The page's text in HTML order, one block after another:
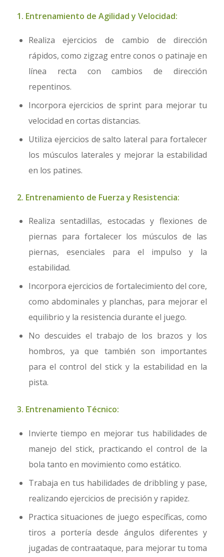
1. Entrenamiento de Agilidad y Velocidad:
Realiza ejercicios de cambio de dirección
rápidos, como zigzag entre conos o patinaje en
línea recta con cambios de dirección
repentinos.
Incorpora ejercicios de sprint para mejorar tu
velocidad en cortas distancias.
Utiliza ejercicios de salto lateral para fortalecer
los músculos laterales y mejorar la estabilidad
en los patines.
2. Entrenamiento de Fuerza y Resistencia:
Realiza sentadillas, estocadas y flexiones de
piernas para fortalecer los músculos de las
piernas, esenciales para el impulso y la
estabilidad.
Incorpora ejercicios de fortalecimiento del core,
como abdominales y planchas, para mejorar el
equilibrio y la resistencia durante el juego.
No descuides el trabajo de los brazos y los
hombros, ya que también son importantes
para el control del stick y la estabilidad en la
pista.
3. Entrenamiento Técnico:
Invierte tiempo en mejorar tus habilidades de
manejo del stick, practicando el control de la
bola tanto en movimiento como estático.
Trabaja en tus habilidades de dribbling y pase,
realizando ejercicios de precisión y rapidez.
Practica situaciones de juego específicas, como
tiros a portería desde ángulos diferentes y
jugadas de contraataque, para mejorar tu toma